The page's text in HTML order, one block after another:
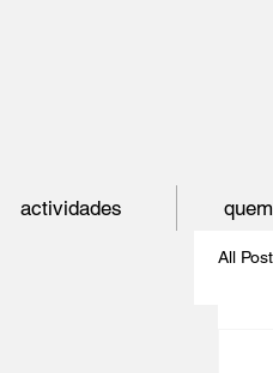
All
actividades